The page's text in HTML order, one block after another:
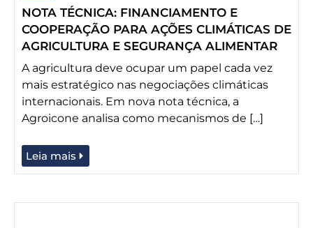
NOTA TÉCNICA: FINANCIAMENTO E
COOPERAÇÃO PARA AÇÕES CLIMÁTICAS DE
AGRICULTURA E SEGURANÇA ALIMENTAR
A agricultura deve ocupar um papel cada vez
mais estratégico nas negociações climáticas
internacionais. Em nova nota técnica, a
Agroicone analisa como mecanismos de […]
Leia mais